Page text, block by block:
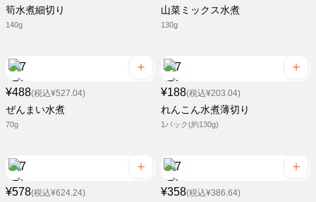
筍水煮細切り
140g
山菜ミックス水煮
130g
¥488(税込¥527.04)
ぜんまい水煮
70g
¥188(税込¥203.04)
れんこん水煮薄切り
1パック(約130g)
¥578(税込¥624.24) ¥358(税込¥386.64)